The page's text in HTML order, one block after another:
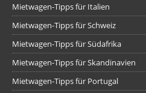
Mietwagen-Tipps für Italien
Mietwagen-Tipps für Schweiz
Mietwagen-Tipps für Südafrika
Mietwagen-Tipps für Skandinavien
Mietwagen-Tipps für Portugal